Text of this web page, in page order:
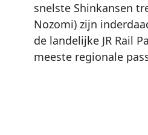
snelste Shinkansen
Nozomi) zijn
de landelijke JR Rail
meeste regionale